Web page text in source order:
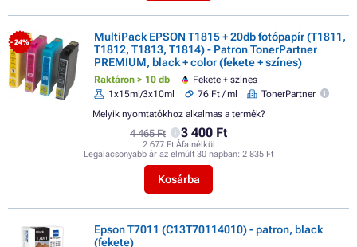
- 24%
MultiPack EPSON T1815 + 20db fotópapír (T1811,
T1812, T1813, T1814) - Patron TonerPartner
PREMIUM, black + color (fekete + színes)
Raktáron > 10 db
Fekete + színes
1x15ml/3x10ml
76 Ft / ml TonerPartner
4 465 Ft 3 400 Ft
2 677 Ft Áfa nélkül
Legalacsonyabb ár az elmúlt 30 napban: 2 835 Ft
Kosárba
Melyik nyomtatókhoz alkalmas a termék?
Epson T7011 (C13T70114010) - patron, black
(fekete)